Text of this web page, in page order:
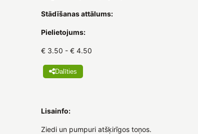
Stādīšanas attālums:
Pielietojums:
€ 3.50 - € 4.50
Dalīties
Lisainfo:
Ziedi un pumpuri atšķirīgos toņos.